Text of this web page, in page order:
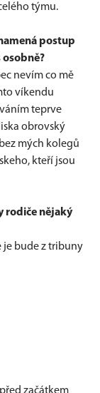
týmu.
postup
nevím co mě
víkendu
teprve
obrovský
mých kolegů
kteří jsou
rodiče nějaký
je bude z tribuny